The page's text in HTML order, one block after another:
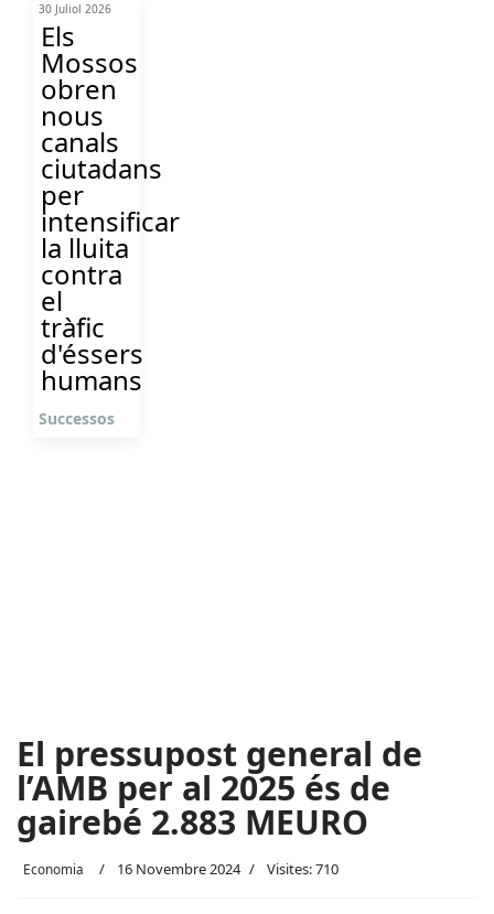
30 Juliol 2026
Els
Mossos
obren
nous
canals
ciutadans
per
intensificar
la lluita
contra
el
tràfic
d'éssers
humans
Successos
El pressupost general de
l’AMB per al 2025 és de
gairebé 2.883 MEURO
Economia 16 Novembre 2024 Visites: 710